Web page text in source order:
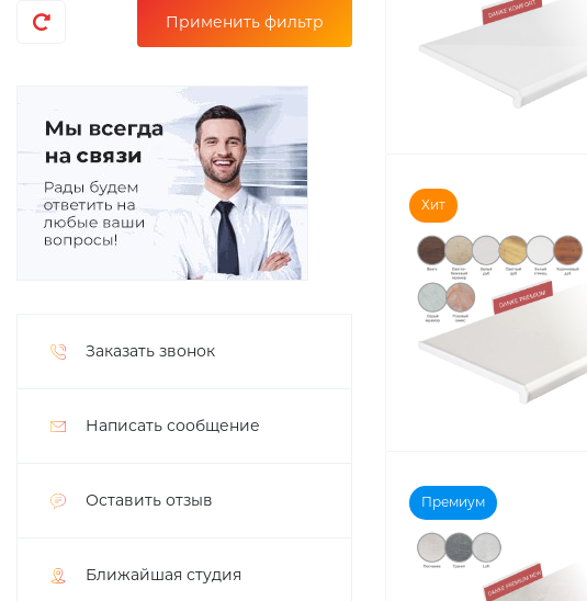
Заказать звонок
Написать сообщение
Оставить отзыв
Ближайшая студия
Хит
Премиум